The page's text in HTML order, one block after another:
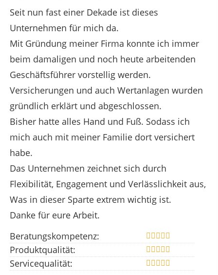
Seit nun fast einer Dekade ist dieses
Unternehmen für mich da.
Mit Gründung meiner Firma konnte ich immer
beim damaligen und noch heute arbeitenden
Geschäftsführer vorstellig werden.
Versicherungen und auch Wertanlagen wurden
gründlich erklärt und abgeschlossen.
Bisher hatte alles Hand und Fuß. Sodass ich
mich auch mit meiner Familie dort versichert
habe.
Das Unternehmen zeichnet sich durch
Flexibilität, Engagement und Verlässlichkeit aus,
Was in dieser Sparte extrem wichtig ist.
Danke für eure Arbeit.
Beratungskompetenz:
Produktqualität:
Servicequalität: